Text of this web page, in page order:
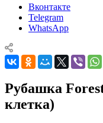
Вконтакте
Telegram
WhatsApp
Рубашка
клетка)